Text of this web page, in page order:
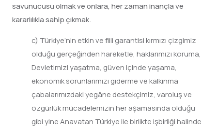
savunucusu olmak ve onlara, her zaman inançla ve
kararlılıkla sahip çıkmak.
c) Türkiye’nin etkin ve fiili garantisi kırmızı çizgimiz
olduğu gerçeğinden hareketle, haklarımızı koruma,
Devletimizi yaşatma, güven içinde yaşama,
ekonomik sorunlarımızı giderme ve kalkınma
çabalarımızdaki yegâne destekçimiz, varoluş ve
özgürlük mücadelemizin her aşamasında olduğu
gibi yine Anavatan Türkiye ile birlikte işbirliği halinde